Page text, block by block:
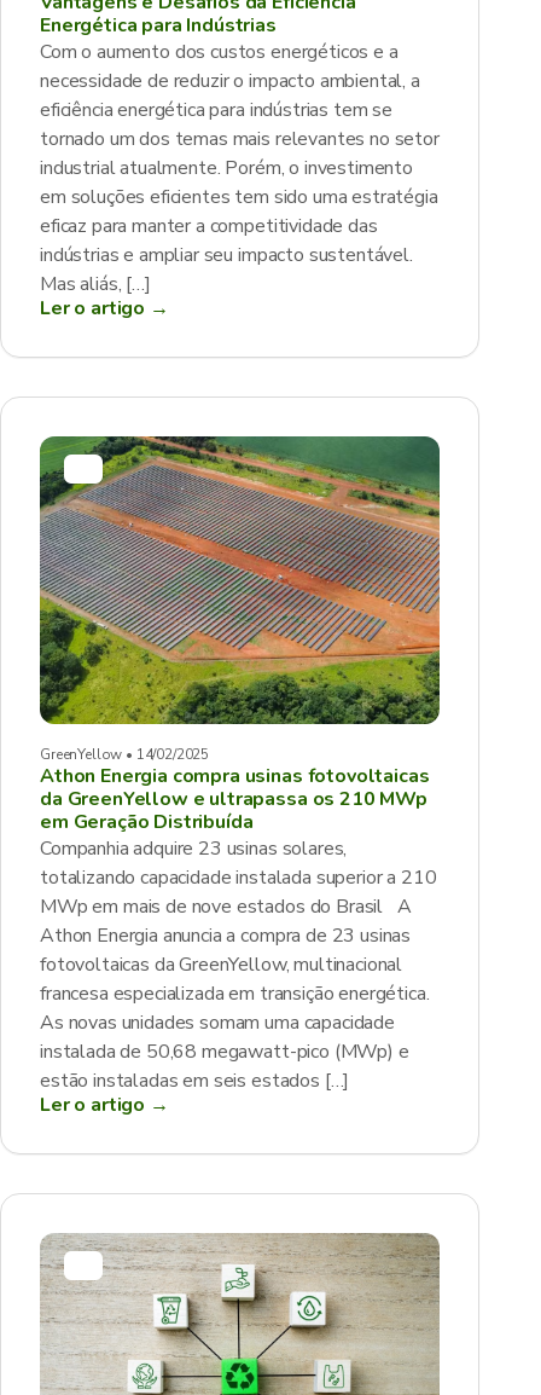
Energética para Indústrias
Com o aumento dos custos energéticos e a
necessidade de reduzir o impacto ambiental, a
eficiência energética para indústrias tem se
tornado um dos temas mais relevantes no setor
industrial atualmente. Porém, o investimento
em soluções eficientes tem sido uma estratégia
eficaz para manter a competitividade das
indústrias e ampliar seu impacto sustentável.
Mas aliás, […]
Ler o artigo →
GreenYellow • 14/02/2025
Athon Energia compra usinas fotovoltaicas
da GreenYellow e ultrapassa os 210 MWp
em Geração Distribuída
Companhia adquire 23 usinas solares,
totalizando capacidade instalada superior a 210
MWp em mais de nove estados do Brasil A
Athon Energia anuncia a compra de 23 usinas
fotovoltaicas da GreenYellow, multinacional
francesa especializada em transição energética.
As novas unidades somam uma capacidade
instalada de 50,68 megawatt-pico (MWp) e
estão instaladas em seis estados […]
Ler o artigo →